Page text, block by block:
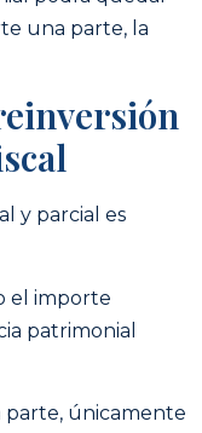
una parte, la
y parcial es
el importe
patrimonial
parte, únicamente